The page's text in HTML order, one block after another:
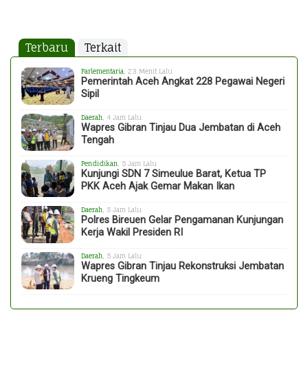
Terbaru Terkait
Parlementaria , 23 Menit Lalu
Pemerintah Aceh Angkat 228 Pegawai Negeri
Sipil
Daerah , 4 Jam Lalu
Wapres Gibran Tinjau Dua Jembatan di Aceh
Tengah
Pendidikan , 5 Jam Lalu
Kunjungi SDN 7 Simeulue Barat, Ketua TP
PKK Aceh Ajak Gemar Makan Ikan
Daerah , 5 Jam Lalu
Polres Bireuen Gelar Pengamanan Kunjungan
Kerja Wakil Presiden RI
Daerah , 5 Jam Lalu
Wapres Gibran Tinjau Rekonstruksi Jembatan
Krueng Tingkeum